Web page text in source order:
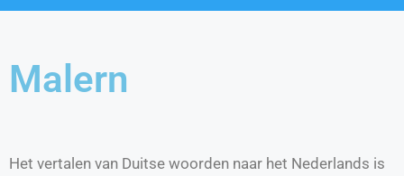
Malern
Het vertalen van Duitse woorden naar het Nederlands is